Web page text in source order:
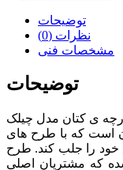
توضیحات
نظرات (0)
مشخصات فنی
توضیحات
ی کتان مدل چیلک
است که با طرح های
خود را جلب کند. طرح
که مشتریان اصلی